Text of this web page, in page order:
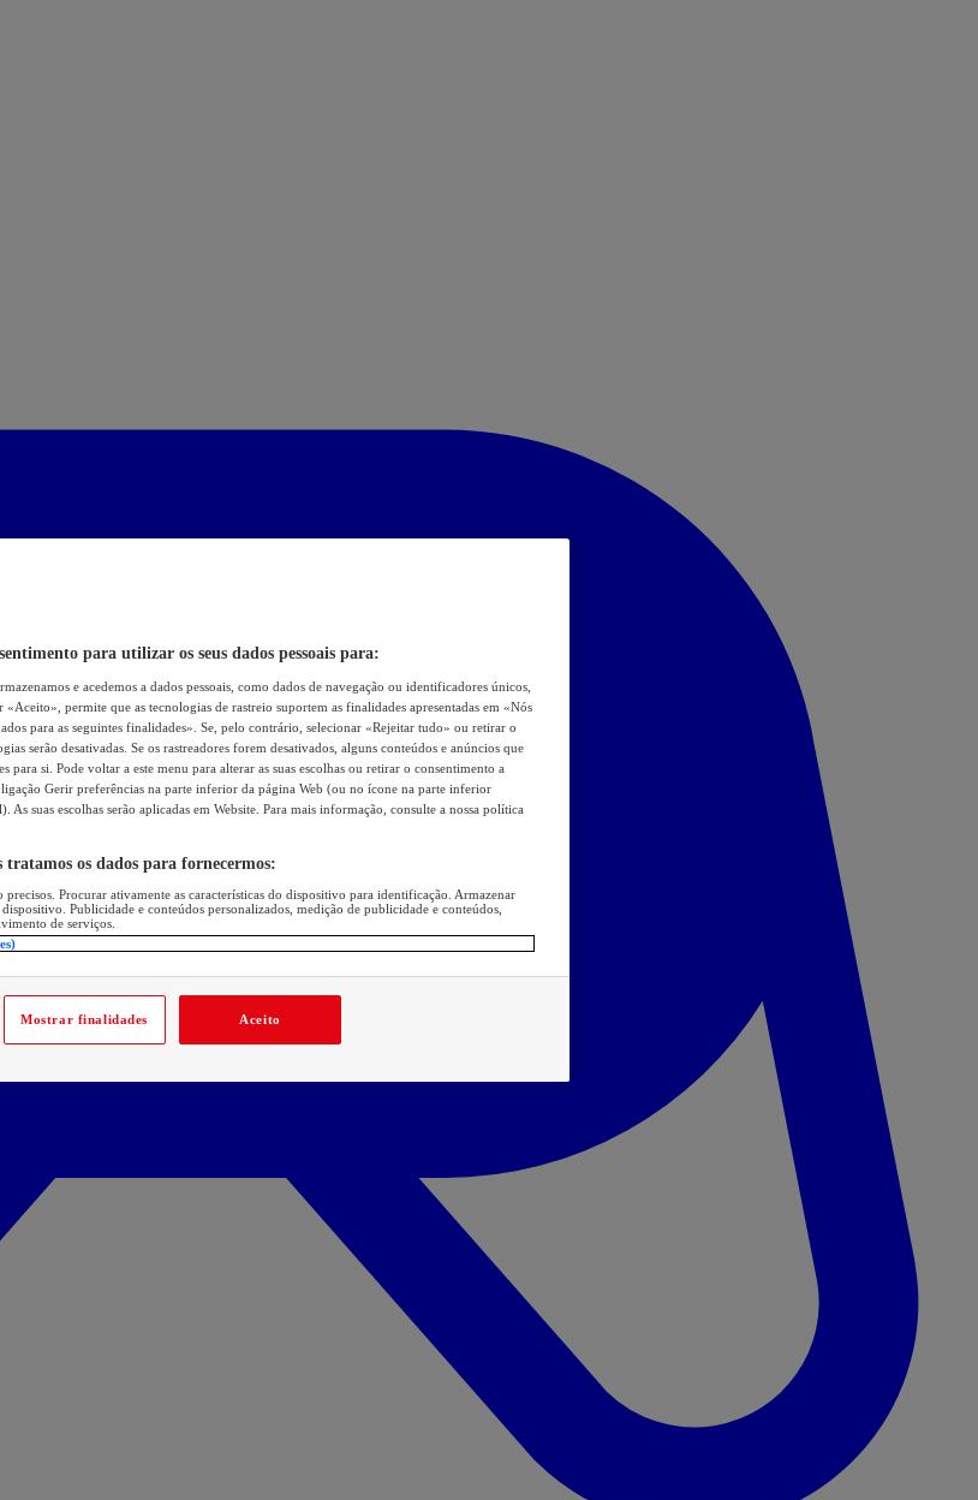
para utilizar os seus dados pessoais para:
e acedemos a dados pessoais, como dados de navegação ou identificadores únicos,
«Aceito», permite que as tecnologias de rastreio suportem as finalidades apresentadas em «Nós
para as seguintes finalidades». Se, pelo contrário, selecionar «Rejeitar tudo» ou retirar o
serão desativadas. Se os rastreadores forem desativados, alguns conteúdos e anúncios que
para si. Pode voltar a este menu para alterar as suas escolhas ou retirar o consentimento a
Gerir preferências na parte inferior da página Web (ou no ícone na parte inferior
As suas escolhas serão aplicadas em Website. Para mais informação, consulte a nossa política
tratamos os dados para fornecermos:
Procurar ativamente as características do dispositivo para identificação. Armazenar
Publicidade e conteúdos personalizados, medição de publicidade e conteúdos,
de serviços.
Mostrar finalidades Aceito